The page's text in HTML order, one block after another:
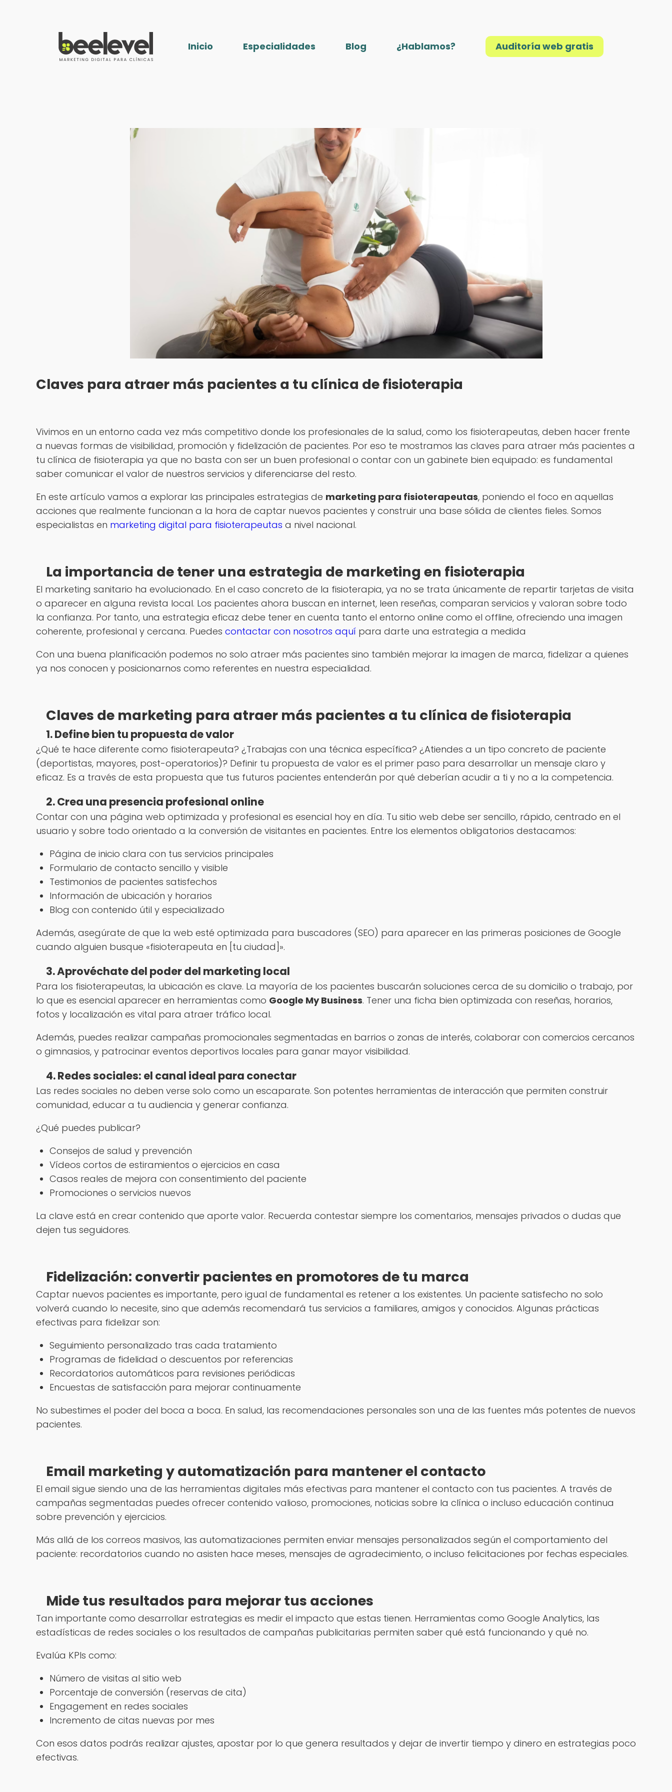
Inicio Especialidades Blog ¿Hablamos?
Auditoría web gratis
Claves para atraer más pacientes a tu clínica de fisioterapia
Vivimos en un entorno cada vez más competitivo donde los profesionales de la salud, como los fisioterapeutas, deben hacer frente
a nuevas formas de visibilidad, promoción y fidelización de pacientes. Por eso te mostramos las claves para atraer más pacientes a
tu clínica de fisioterapia ya que no basta con ser un buen profesional o contar con un gabinete bien equipado: es fundamental
saber comunicar el valor de nuestros servicios y diferenciarse del resto.
En este artículo vamos a explorar las principales estrategias de marketing para fisioterapeutas, poniendo el foco en aquellas
acciones que realmente funcionan a la hora de captar nuevos pacientes y construir una base sólida de clientes fieles. Somos
especialistas en marketing digital para fisioterapeutas a nivel nacional.
La importancia de tener una estrategia de marketing en fisioterapia
El marketing sanitario ha evolucionado. En el caso concreto de la fisioterapia, ya no se trata únicamente de repartir tarjetas de visita
o aparecer en alguna revista local. Los pacientes ahora buscan en internet, leen reseñas, comparan servicios y valoran sobre todo
la confianza. Por tanto, una estrategia eficaz debe tener en cuenta tanto el entorno online como el offline, ofreciendo una imagen
coherente, profesional y cercana. Puedes contactar con nosotros aquí para darte una estrategia a medida
Con una buena planificación podemos no solo atraer más pacientes sino también mejorar la imagen de marca, fidelizar a quienes
ya nos conocen y posicionarnos como referentes en nuestra especialidad.
Claves de marketing para atraer más pacientes a tu clínica de fisioterapia
1. Define bien tu propuesta de valor
¿Qué te hace diferente como fisioterapeuta? ¿Trabajas con una técnica específica? ¿Atiendes a un tipo concreto de paciente
(deportistas, mayores, post-operatorios)? Definir tu propuesta de valor es el primer paso para desarrollar un mensaje claro y
eficaz. Es a través de esta propuesta que tus futuros pacientes entenderán por qué deberían acudir a ti y no a la competencia.
2. Crea una presencia profesional online
Contar con una página web optimizada y profesional es esencial hoy en día. Tu sitio web debe ser sencillo, rápido, centrado en el
usuario y sobre todo orientado a la conversión de visitantes en pacientes. Entre los elementos obligatorios destacamos:
Página de inicio clara con tus servicios principales
Formulario de contacto sencillo y visible
Testimonios de pacientes satisfechos
Información de ubicación y horarios
Blog con contenido útil y especializado
Además, asegúrate de que la web esté optimizada para buscadores (SEO) para aparecer en las primeras posiciones de Google
cuando alguien busque «fisioterapeuta en [tu ciudad]».
3. Aprovéchate del poder del marketing local
Para los fisioterapeutas, la ubicación es clave. La mayoría de los pacientes buscarán soluciones cerca de su domicilio o trabajo, por
lo que es esencial aparecer en herramientas como Google My Business. Tener una ficha bien optimizada con reseñas, horarios,
fotos y localización es vital para atraer tráfico local.
Además, puedes realizar campañas promocionales segmentadas en barrios o zonas de interés, colaborar con comercios cercanos
o gimnasios, y patrocinar eventos deportivos locales para ganar mayor visibilidad.
4. Redes sociales: el canal ideal para conectar
Las redes sociales no deben verse solo como un escaparate. Son potentes herramientas de interacción que permiten construir
comunidad, educar a tu audiencia y generar confianza.
¿Qué puedes publicar?
Consejos de salud y prevención
Vídeos cortos de estiramientos o ejercicios en casa
Casos reales de mejora con consentimiento del paciente
Promociones o servicios nuevos
La clave está en crear contenido que aporte valor. Recuerda contestar siempre los comentarios, mensajes privados o dudas que
dejen tus seguidores.
Fidelización: convertir pacientes en promotores de tu marca
Captar nuevos pacientes es importante, pero igual de fundamental es retener a los existentes. Un paciente satisfecho no solo
volverá cuando lo necesite, sino que además recomendará tus servicios a familiares, amigos y conocidos. Algunas prácticas
efectivas para fidelizar son:
Seguimiento personalizado tras cada tratamiento
Programas de fidelidad o descuentos por referencias
Recordatorios automáticos para revisiones periódicas
Encuestas de satisfacción para mejorar continuamente
No subestimes el poder del boca a boca. En salud, las recomendaciones personales son una de las fuentes más potentes de nuevos
pacientes.
Email marketing y automatización para mantener el contacto
El email sigue siendo una de las herramientas digitales más efectivas para mantener el contacto con tus pacientes. A través de
campañas segmentadas puedes ofrecer contenido valioso, promociones, noticias sobre la clínica o incluso educación continua
sobre prevención y ejercicios.
Más allá de los correos masivos, las automatizaciones permiten enviar mensajes personalizados según el comportamiento del
paciente: recordatorios cuando no asisten hace meses, mensajes de agradecimiento, o incluso felicitaciones por fechas especiales.
Mide tus resultados para mejorar tus acciones
Tan importante como desarrollar estrategias es medir el impacto que estas tienen. Herramientas como Google Analytics, las
estadísticas de redes sociales o los resultados de campañas publicitarias permiten saber qué está funcionando y qué no.
Evalúa KPIs como:
Número de visitas al sitio web
Porcentaje de conversión (reservas de cita)
Engagement en redes sociales
Incremento de citas nuevas por mes
Con esos datos podrás realizar ajustes, apostar por lo que genera resultados y dejar de invertir tiempo y dinero en estrategias poco
efectivas.